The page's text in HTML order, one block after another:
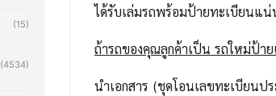
(15)
(4534)
ได้รับเล่มรถพร้อมป้ายทะเบียนแน่
ถ้ารถของคุณลูกค้าเป็น รถใหม่ป้าย
นำเอกสาร (ชุดโอนเลขทะเบียน